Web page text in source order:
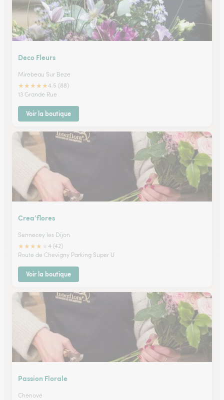
Deco Fleurs
Mirebeau Sur Beze
★★★★★4.5 (88)
13 Grande Rue
Voir la boutique
Crea’flores
Sennecey les Dijon
★★★★
4 (42)
Route de Chevigny Parking Super U
Voir la boutique
Passion Florale
Chenove